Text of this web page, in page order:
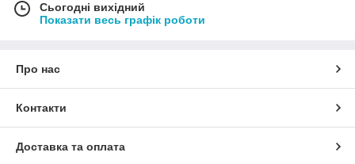
Сьогодні вихідний
Показати весь графік роботи
Про нас
Контакти
Доставка та оплата